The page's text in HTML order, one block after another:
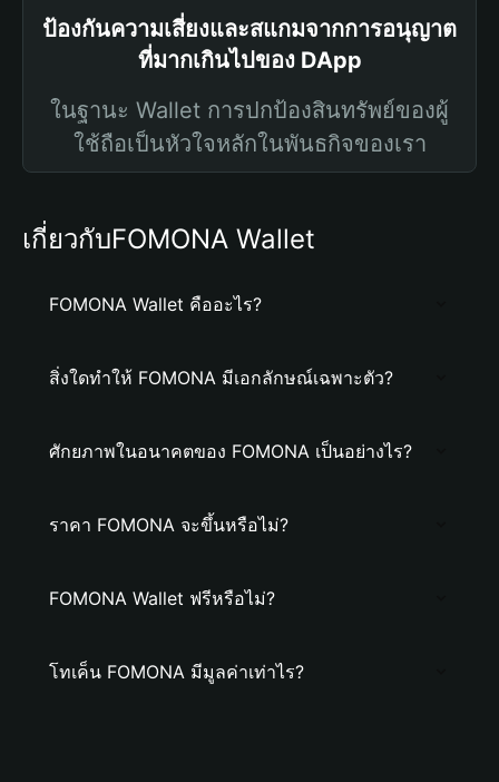
ป้องกันความเสี่ยงและสแกมจากการอนุญาต
ที่มากเกินไปของ DApp
ในฐานะ Wallet การปกป้องสินทรัพย์ของผู้
ใช้ถือเป็นหัวใจหลักในพันธกิจของเรา
เกี่ยวกับFOMONA Wallet
FOMONA Wallet คืออะไร?
สิ่งใดทำให้ FOMONA มีเอกลักษณ์เฉพาะตัว?
ศักยภาพในอนาคตของ FOMONA เป็นอย่างไร?
ราคา FOMONA จะขึ้นหรือไม่?
FOMONA Wallet ฟรีหรือไม่?
โทเค็น FOMONA มีมูลค่าเท่าไร?